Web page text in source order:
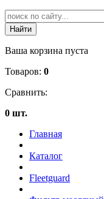
Ваша корзина пуста
Товаров: 0
Сравнить:
0 шт.
Главная
Каталог
Fleetguard